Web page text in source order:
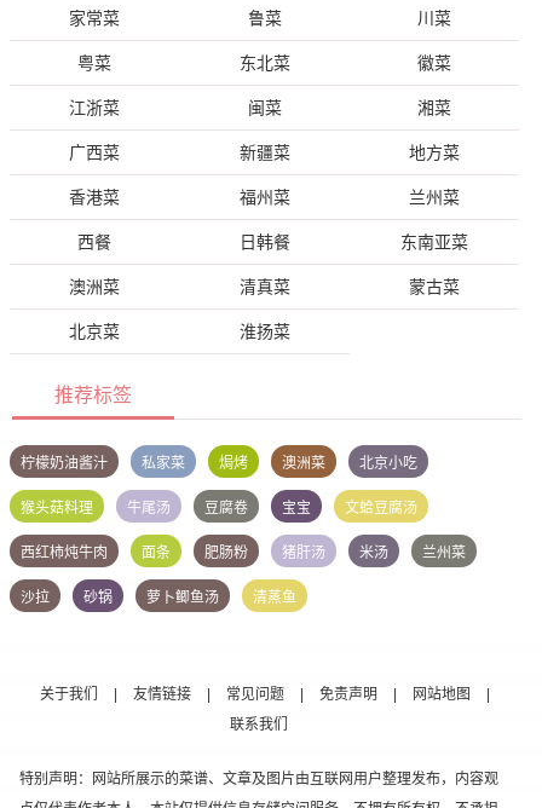
家常菜 鲁菜 川菜
粤菜 东北菜 徽菜
江浙菜 闽菜 湘菜
广西菜 新疆菜 地方菜
香港菜 福州菜 兰州菜
西餐 日韩餐 东南亚菜
澳洲菜 清真菜 蒙古菜
北京菜 淮扬菜
推荐标签
柠檬奶油酱汁 私家菜 焗烤 澳洲菜 北京小吃
猴头菇料理 牛尾汤 豆腐卷 宝宝 文蛤豆腐汤
西红柿炖牛肉 面条 肥肠粉 猪肝汤 米汤 兰州菜
沙拉 砂锅 萝卜鲫鱼汤 清蒸鱼
关于我们 | 友情链接 | 常见问题 | 免责声明 | 网站地图
|
联系我们
特别声明：网站所展示的菜谱、文章及图片由互联网用户整理发布，内容观